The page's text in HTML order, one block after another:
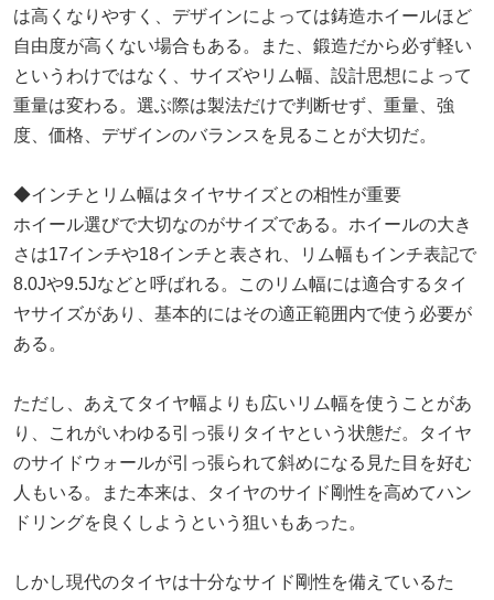
は高くなりやすく、デザインによっては鋳造ホイールほど
自由度が高くない場合もある。また、鍛造だから必ず軽い
というわけではなく、サイズやリム幅、設計思想によって
重量は変わる。選ぶ際は製法だけで判断せず、重量、強
度、価格、デザインのバランスを見ることが大切だ。
◆インチとリム幅はタイヤサイズとの相性が重要
ホイール選びで大切なのがサイズである。ホイールの大き
さは17インチや18インチと表され、リム幅もインチ表記で
8.0Jや9.5Jなどと呼ばれる。このリム幅には適合するタイ
ヤサイズがあり、基本的にはその適正範囲内で使う必要が
ある。
ただし、あえてタイヤ幅よりも広いリム幅を使うことがあ
り、これがいわゆる引っ張りタイヤという状態だ。タイヤ
のサイドウォールが引っ張られて斜めになる見た目を好む
人もいる。また本来は、タイヤのサイド剛性を高めてハン
ドリングを良くしようという狙いもあった。
しかし現代のタイヤは十分なサイド剛性を備えているた